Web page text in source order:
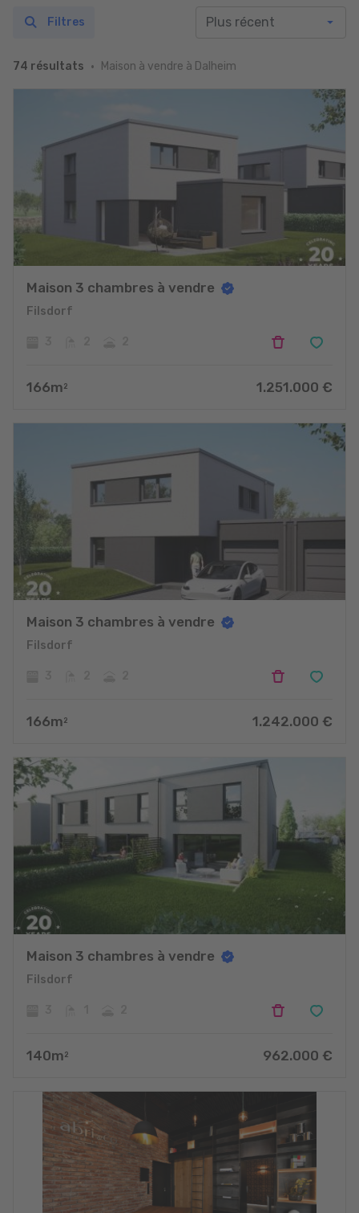
74 résultats Maison à vendre à Dalheim
Filtres
Maison 3 chambres à vendre
Filsdorf
166m 2 1.251.000 €
Maison 3 chambres à vendre
Filsdorf
166m 2 1.242.000 €
Maison 3 chambres à vendre
Filsdorf
140m 2 962.000 €